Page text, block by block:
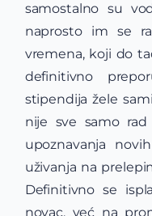
samostalno su
naprosto im se
vremena, koji do
definitivno
stipendija žele
nije sve samo
upoznavanja
uživanja na
Definitivno se
novac, već na